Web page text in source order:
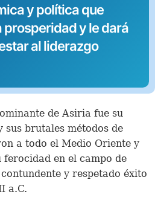
y política que
prosperidad y le dará
al liderazgo
de Asiria fue su
brutales métodos de
a todo el Medio Oriente y
ferocidad en el campo de
y respetado éxito
a.C.